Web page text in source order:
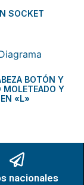
SOCKET
BOTÓN Y
MOLETEADO Y
EN «L»
nacionales